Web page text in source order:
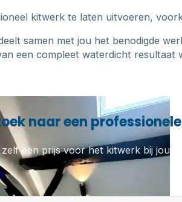
kitwerk te laten uitvoeren,
samen met jou het benodigde
een compleet waterdicht resultaat
naar een
zelf een prijs voor het kitwerk bij jou